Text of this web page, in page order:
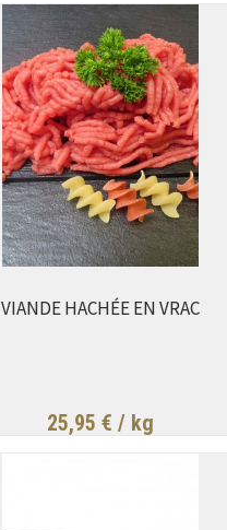
VIANDE HACHÉE EN VRAC
25,95 € / kg